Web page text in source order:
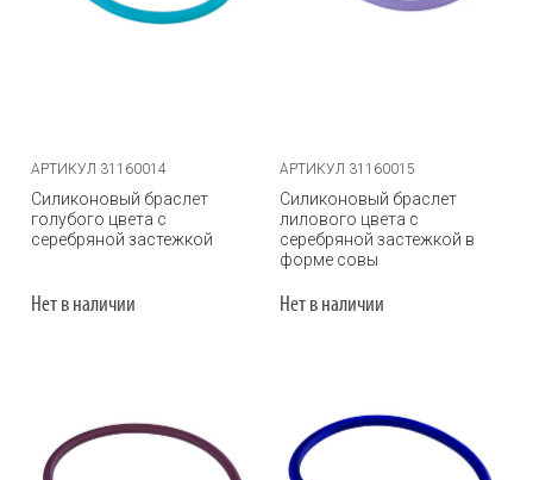
АРТИКУЛ 31160014
Силиконовый браслет
голубого цвета с
серебряной застежкой
Нет в наличии
АРТИКУЛ 31160015
Силиконовый браслет
лилового цвета с
серебряной застежкой в
форме совы
Нет в наличии